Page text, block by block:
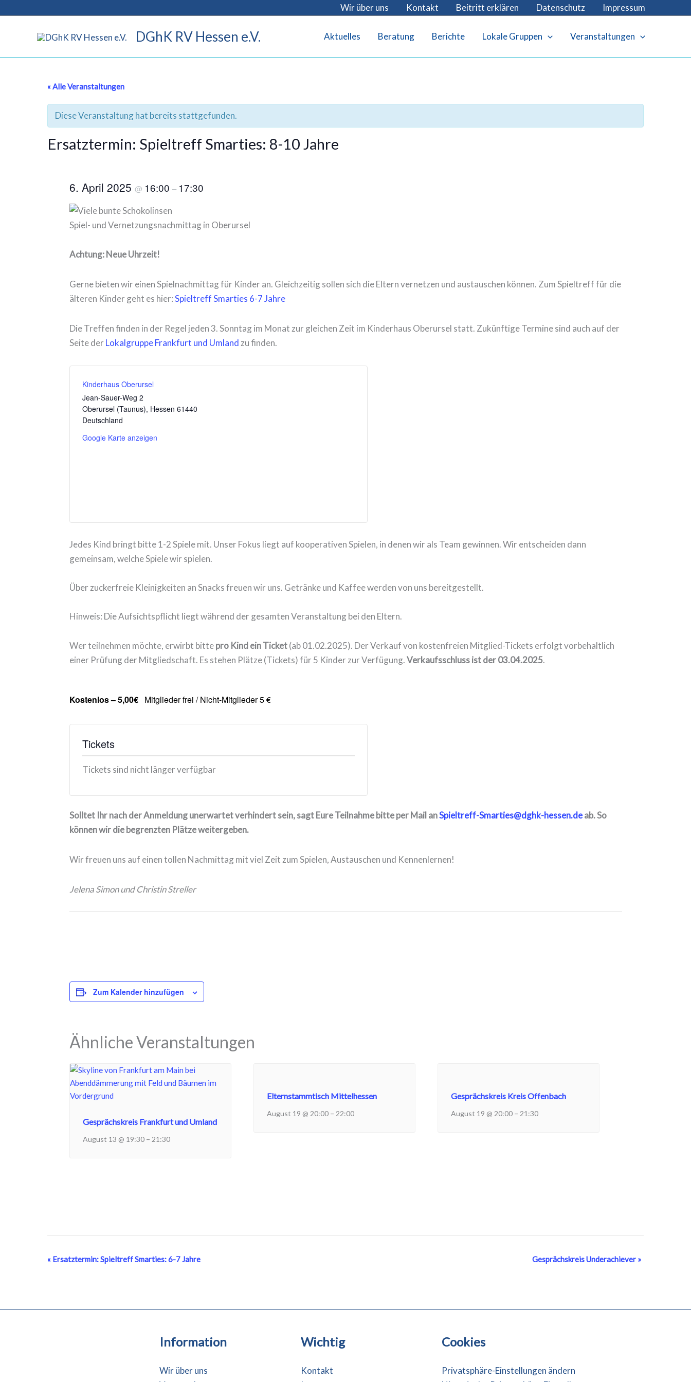
Wir über uns Kontakt Beitritt erklären Datenschutz Impressum
DGhK RV Hessen e.V. Aktuelles Beratung Berichte Lokale Gruppen Veranstaltungen
« Alle Veranstaltungen
Diese Veranstaltung hat bereits stattgefunden.
Ersatztermin: Spieltreff Smarties: 8-10 Jahre
6. April 2025 @ 16:00 – 17:30
Spiel- und Vernetzungsnachmittag in Oberursel
Achtung: Neue Uhrzeit!
Gerne bieten wir einen Spielnachmittag für Kinder an. Gleichzeitig sollen sich die Eltern vernetzen und austauschen können. Zum Spieltreff für die
älteren Kinder geht es hier:Spieltreff Smarties 6-7 Jahre
Die Treffen finden in der Regel jeden 3. Sonntag im Monat zur gleichen Zeit im Kinderhaus Oberursel statt. Zukünftige Termine sind auch auf der
Seite der Lokalgruppe Frankfurt und Umland zu finden.
Kinderhaus Oberursel
Jean-Sauer-Weg 2
Oberursel (Taunus), Hessen 61440
Deutschland
Google Karte anzeigen
Jedes Kind bringt bitte 1-2 Spiele mit. Unser Fokus liegt auf kooperativen Spielen, in denen wir als Team gewinnen. Wir entscheiden dann
gemeinsam, welche Spiele wir spielen.
Über zuckerfreie Kleinigkeiten an Snacks freuen wir uns. Getränke und Kaffee werden von uns bereitgestellt.
Hinweis: Die Aufsichtspflicht liegt während der gesamten Veranstaltung bei den Eltern.
Wer teilnehmen möchte, erwirbt bittepro Kind ein Ticket(ab 01.02.2025). Der Verkauf von kostenfreien Mitglied-Tickets erfolgt vorbehaltlich
einer Prüfung der Mitgliedschaft. Es stehen Plätze (Tickets) für 5 Kinder zur Verfügung.Verkaufsschluss ist der 03.04.2025.
Kostenlos – 5,00€ Mitglieder frei / Nicht-Mitglieder 5 €
Tickets
Tickets sind nicht länger verfügbar
Solltet Ihr nach der Anmeldung unerwartet verhindert sein, sagt Eure Teilnahme bitte per Mail anSpieltreff-Smarties@dghk-hessen.deab. So
können wir die begrenzten Plätze weitergeben.
Wir freuen uns auf einen tollen Nachmittag mit viel Zeit zum Spielen, Austauschen und Kennenlernen!
Jelena Simon und Christin Streller
Zum Kalender hinzufügen
Ähnliche Veranstaltungen
Gesprächskreis Frankfurt und Umland
August 13 @ 19:30– 21:30
Elternstammtisch Mittelhessen
August 19 @ 20:00– 22:00
Gesprächskreis Kreis Offenbach
August 19 @ 20:00 – 21:30
Veranstaltung-
« Ersatztermin: Spieltreff Smarties: 6-7 Jahre Gesprächskreis Underachiever »
Information
Wir über uns
Wichtig
Kontakt
Cookies
Privatsphäre-Einstellungen ändern